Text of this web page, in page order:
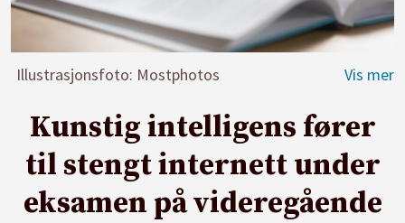
Illustrasjonsfoto: Mostphotos
Kunstig intelligens fører
til stengt internett under
eksamen på videregående